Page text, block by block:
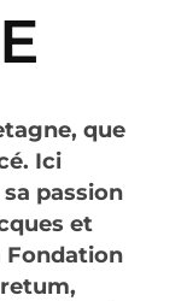
que
Ici
passion
et
Fondation